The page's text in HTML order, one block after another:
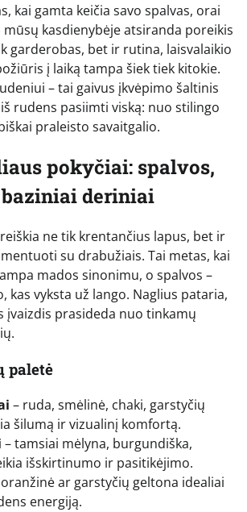
kai gamta keičia savo spalvas, orai
kasdienybėje atsiranda poreikis
garderobas, bet ir rutina, laisvalaikio
į laiką tampa šiek tiek kitokie.
– tai gaivus įkvėpimo šaltinis
rudens pasiimti viską: nuo stilingo
praleisto savaitgalio.
pokyčiai: spalvos,
deriniai
ne tik krentančius lapus, bet ir
su drabužiais. Tai metas, kai
mados sinonimu, o spalvos –
kas vyksta už lango. Naglius pataria,
įvaizdis prasideda nuo tinkamų
paletė
– ruda, smėlinė, chaki, garstyčių
šilumą ir vizualinį komfortą.
– tamsiai mėlyna, burgundiška,
išskirtinumo ir pasitikėjimo.
ar garstyčių geltona idealiai
energiją.